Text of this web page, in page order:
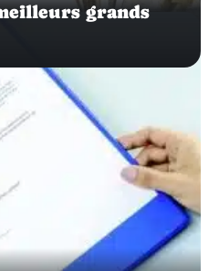
grands